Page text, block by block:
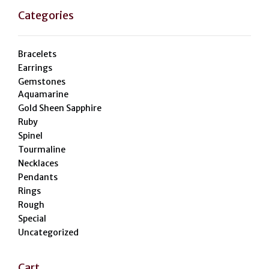
Categories
Bracelets
Earrings
Gemstones
Aquamarine
Gold Sheen Sapphire
Ruby
Spinel
Tourmaline
Necklaces
Pendants
Rings
Rough
Special
Uncategorized